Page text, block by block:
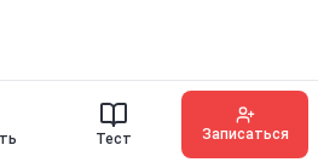
Тест Записаться